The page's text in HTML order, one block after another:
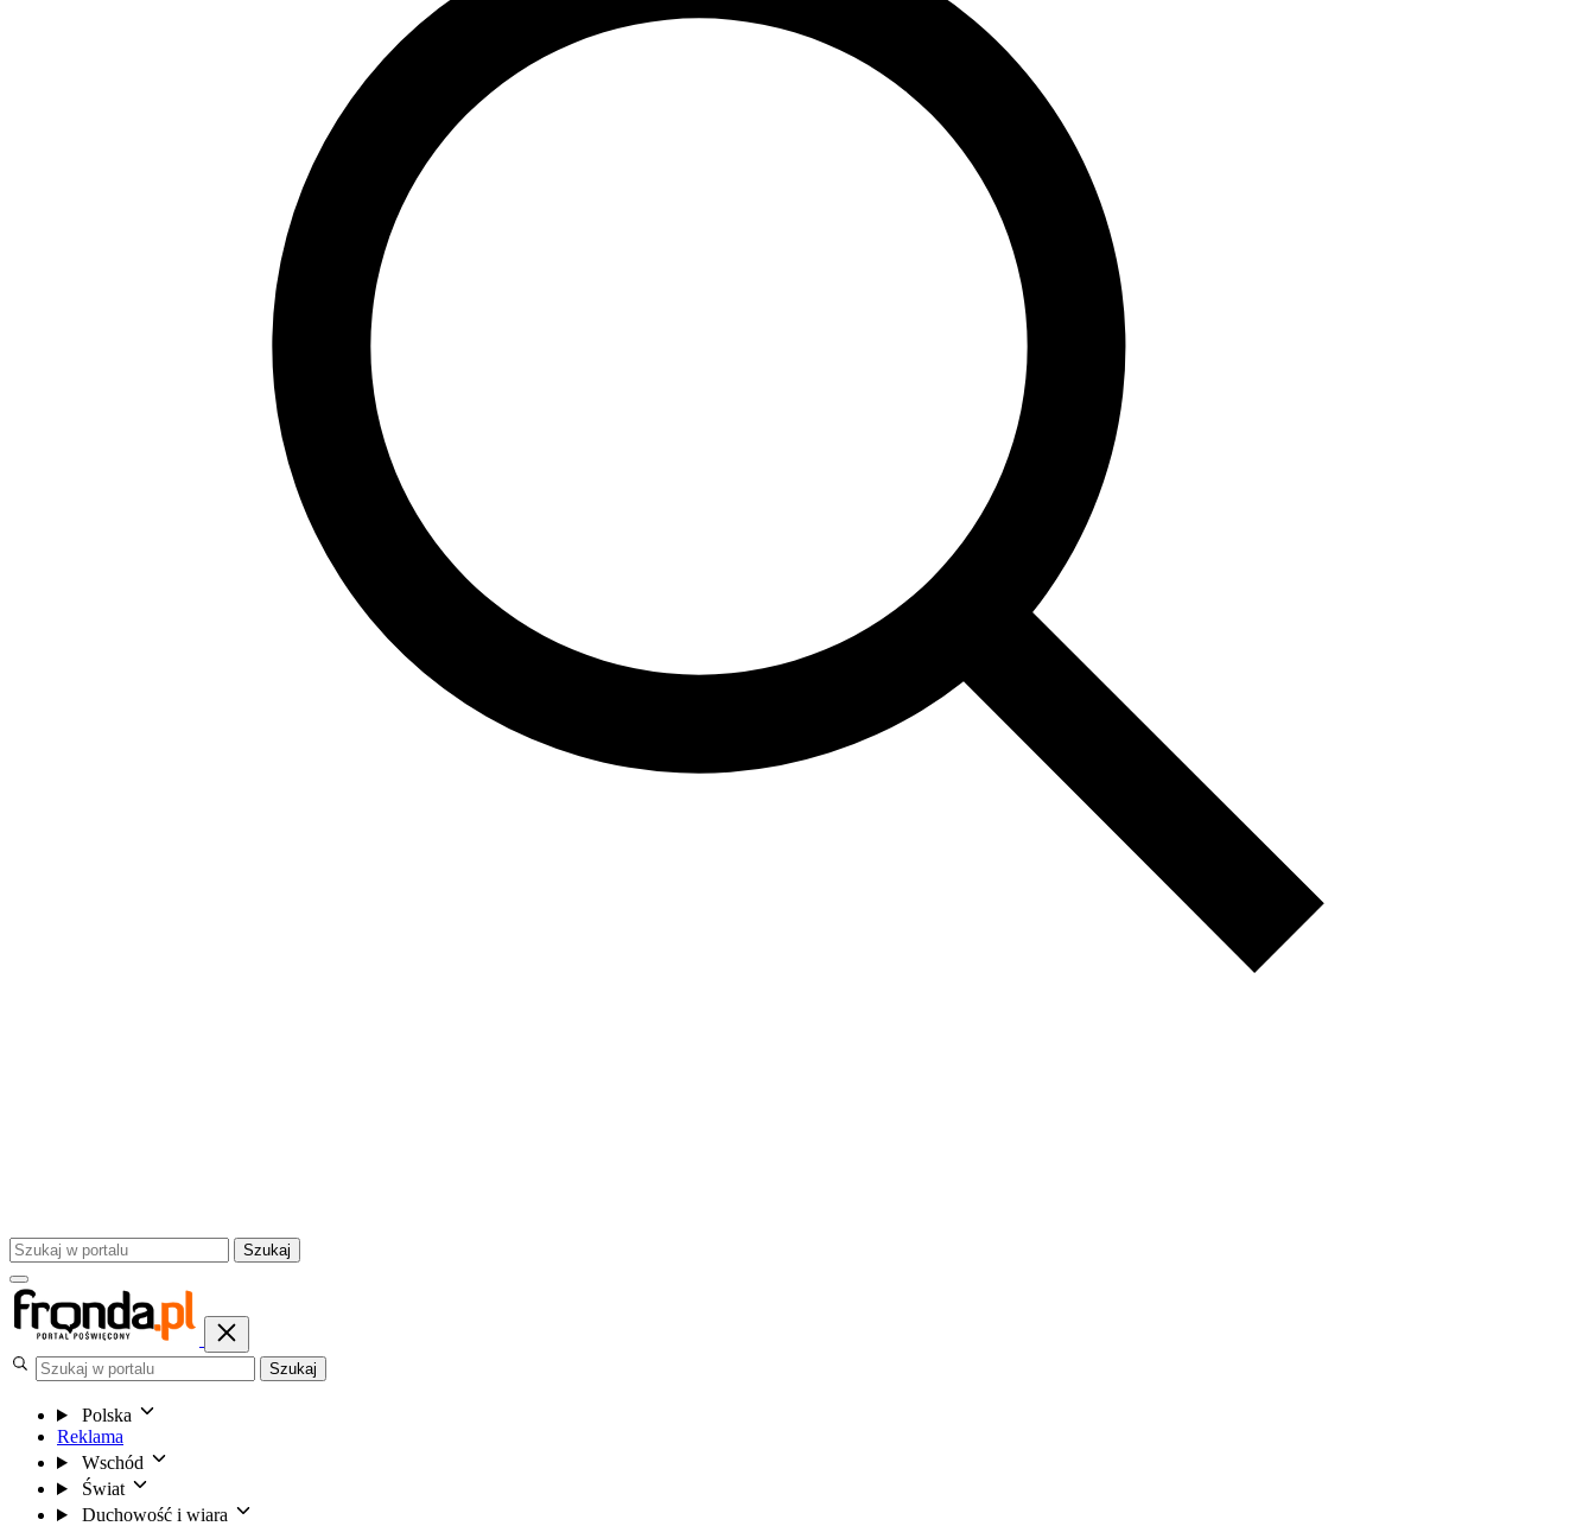
Szukaj
Szukaj
Polska
Reklama
Wschód
Świat
Duchowość i wiara